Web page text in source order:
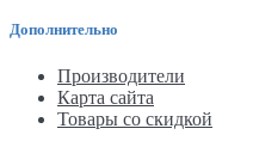
Дополнительно
Производители
Карта сайта
Товары со скидкой